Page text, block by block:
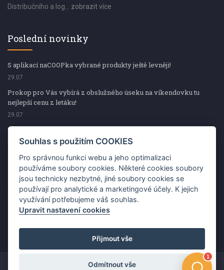
Distribučního a log... zobrazit více
Poslední novinky
S aplikací naCOOPka vybrané produkty ještě levněji!
29.07
Prokop pro Vás vybírá z obslužného úseku na víkendovku tu
nejlepší cenu z letáku!
29.07
Prokop pro Vás vybírá z obslužného úseku na víkendovku tu
nejlepší cenu z letáku!
Kup špekáčky od Váhaly a vyhraj s naCOOPkou sekerku Fiskars
29.07
Prokop pro Vás vybírá na víkendovku ty nejlepší ceny z letáku!
29.07
Copyright ©2026 Jednota, spotřební družstvo v Hodoníně
Souhlas s použitím COOKIES
Pro správnou funkci webu a jeho optimalizaci
používáme soubory cookies. Některé cookies soubory
jsou technicky nezbytné, jiné soubory cookies se
používají pro analytické a marketingové účely. K jejich
využívání potřebujeme váš souhlas.
Upravit nastavení cookies
Přijmout vše
Odmítnout vše